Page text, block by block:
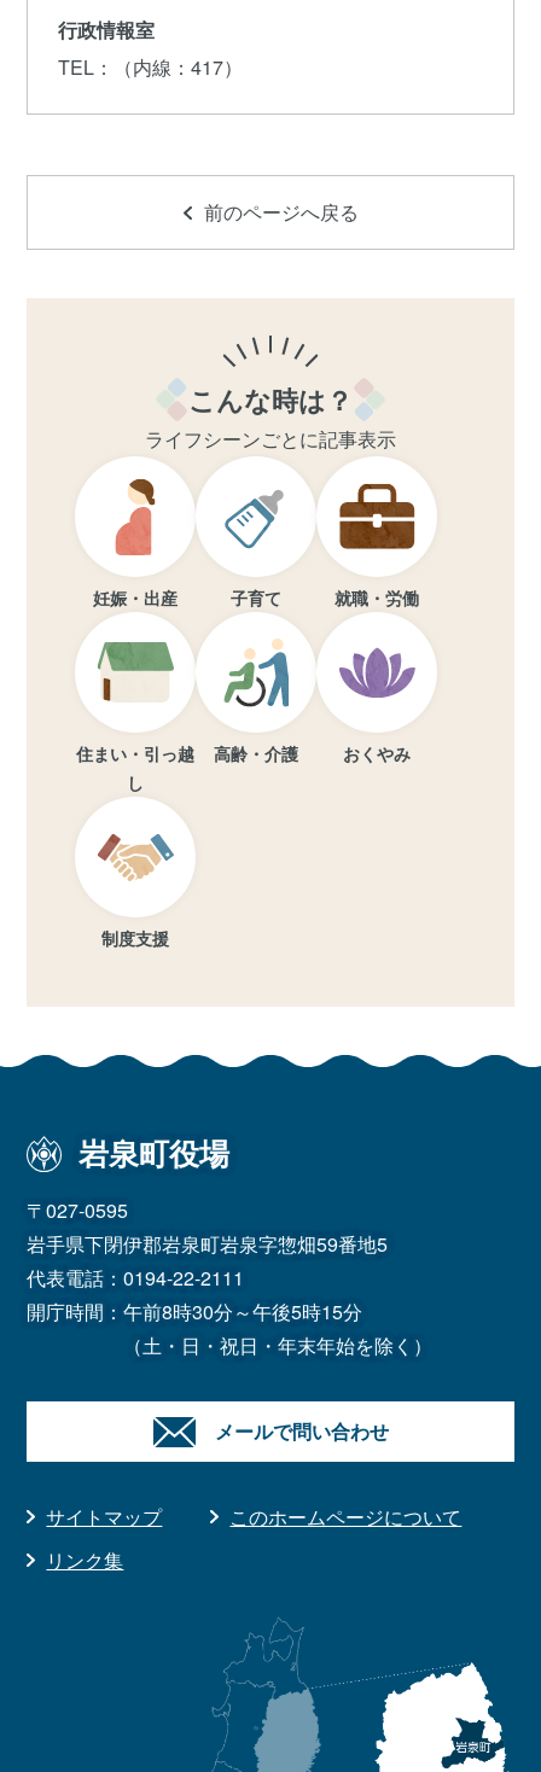
行政情報室
TEL ：（内線：417）
前のページへ戻る
こんな時は？
ライフシーンごとに記事表示
妊娠・出産 子育て 就職・労働
住まい・引っ越
し
高齢・介護 おくやみ
制度支援
岩泉町役場
〒027-0595
岩手県下閉伊郡岩泉町岩泉字惣畑59番地5
代表電話：0194-22-2111
開庁時間：午前8時30分～午後5時15分
（土・日・祝日・年末年始を除く）
メールで問い合わせ
サイトマップ
このホームページについて
リンク集